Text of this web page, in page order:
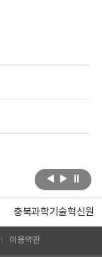
충북과학기술혁신원
이용약관